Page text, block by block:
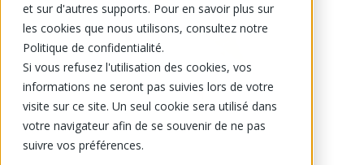
et sur d'autres supports. Pour en savoir plus sur
les cookies que nous utilisons, consultez notre
Politique de confidentialité.
Si vous refusez l'utilisation des cookies, vos
informations ne seront pas suivies lors de votre
visite sur ce site. Un seul cookie sera utilisé dans
votre navigateur afin de se souvenir de ne pas
suivre vos préférences.